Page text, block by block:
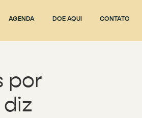
AGENDA DOE AQUI CONTATO
por